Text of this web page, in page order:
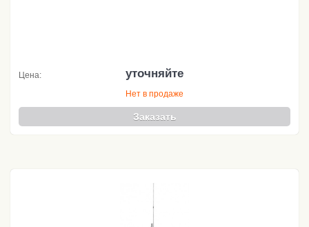
Цена: уточняйте
Нет в продаже
Заказать